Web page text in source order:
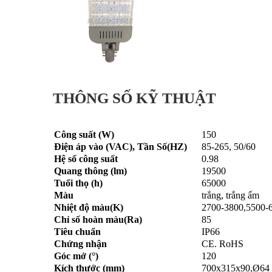
THÔNG SỐ KỸ THUẬT
Công suất (W)
150
Điện áp vào (VAC), Tần Số(HZ)
85-265, 50/60
Hệ số công suất
0.98
Quang thông (lm)
19500
Tuổi thọ (h)
65000
Màu
trắng, trắng ấm
Nhiệt độ màu(K)
2700-3800,5500-
Chỉ số hoàn màu(Ra)
85
Tiêu chuẩn
IP66
Chứng nhận
CE. RoHS
Góc mở (°)
120
Kích thước (mm)
700x315x90,Ø64